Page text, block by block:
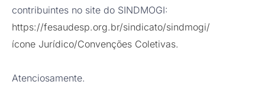
contribuintes no site do SINDMOGI:
https://fesaudesp.org.br/sindicato/sindmogi/
ícone Jurídico/Convenções Coletivas.
Atenciosamente.